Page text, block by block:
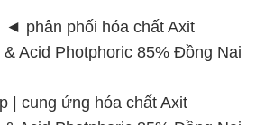
phân phối hóa chất Axit
Acid Photphoric 85% Đồng Nai
| cung ứng hóa chất Axit